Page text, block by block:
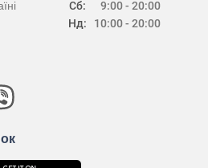
Сб:
Нд:
9:00 - 20:00
10:00 - 20:00